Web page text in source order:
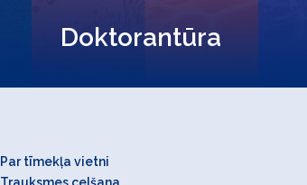
Doktorantūra
Par tīmekļa vietni